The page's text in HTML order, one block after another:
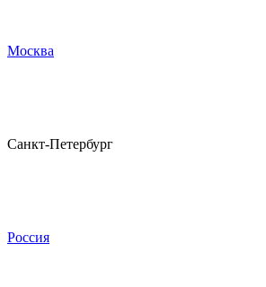
Москва
Санкт-Петербург
Россия